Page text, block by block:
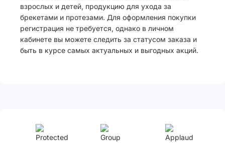
взрослых и детей, продукцию для ухода за
брекетами и протезами. Для оформления покупки
регистрация не требуется, однако в личном
кабинете вы можете следить за статусом заказа и
быть в курсе самых актуальных и выгодных акций.